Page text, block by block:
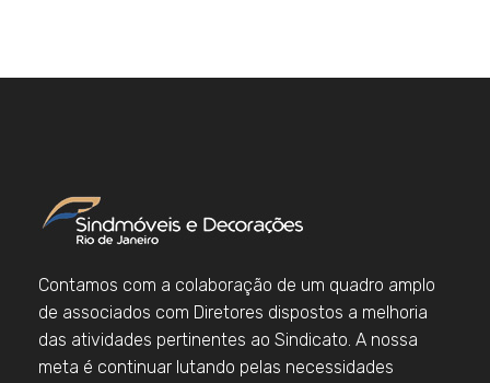
Contamos com a colaboração de um quadro amplo
de associados com Diretores dispostos a melhoria
das atividades pertinentes ao Sindicato. A nossa
meta é continuar lutando pelas necessidades